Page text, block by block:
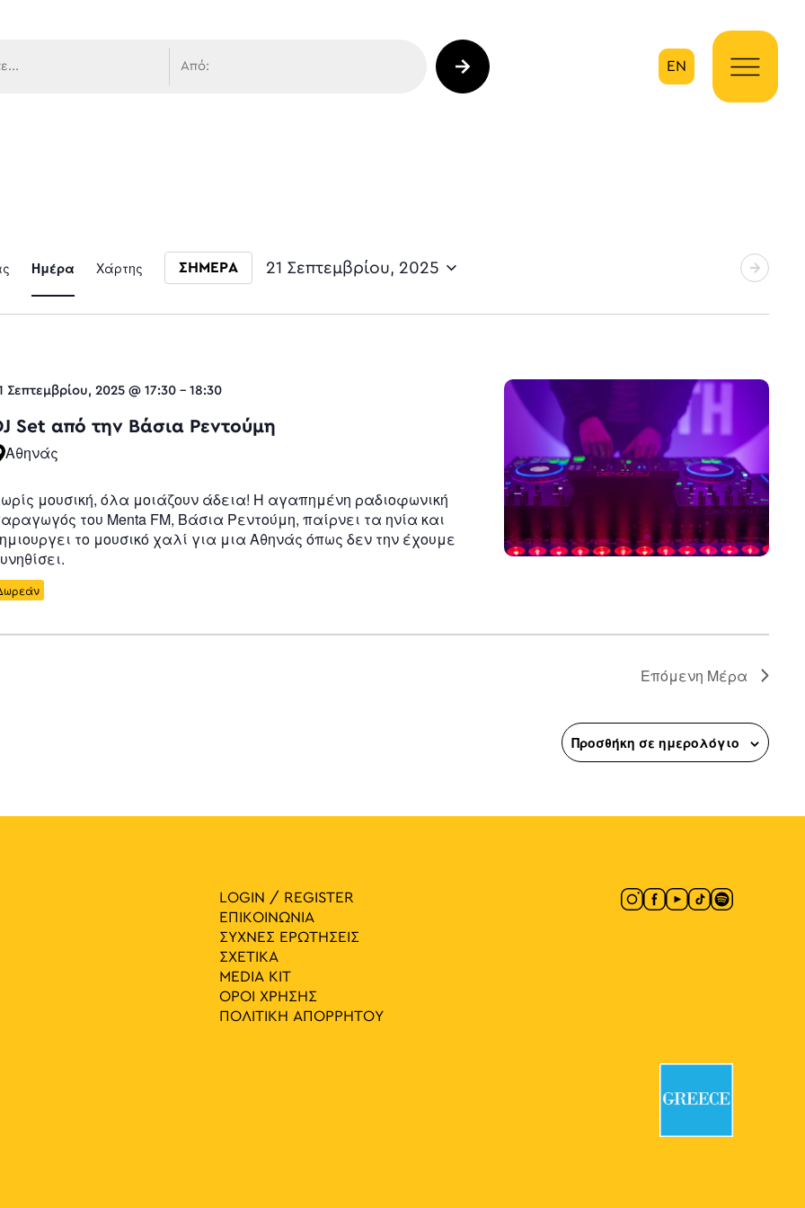
EN
Event
Navigation
Ημέρα Χάρτης ΣΗΜΕΡΑ 21 Σεπτεμβρίου, 2025
Σεπτεμβρίου, 2025 @ 17:30 -18:30
Set από την Βάσια Ρεντούμη
Αθηνάς
μουσική, όλα μοιάζουν άδεια! H αγαπημένη ραδιοφωνική
του Menta FM, Βάσια Ρεντούμη, παίρνει τα ηνία και
το μουσικό χαλί για μια Αθηνάς όπως δεν την έχουμε
Επόμενη Μέρα
Προσθήκη σε ημερολόγιο
LOGIN / REGISTER
ΕΠΙΚΟΙΝΩΝΙΑ
ΣΥΧΝΕΣ ΕΡΩΤΗΣΕΙΣ
ΣΧΕΤΙΚΑ
MEDIA ΚIT
ΟΡΟΙ ΧΡΗΣΗΣ
ΠΟΛΙΤΙΚΗ ΑΠΟΡΡΗΤΟΥ